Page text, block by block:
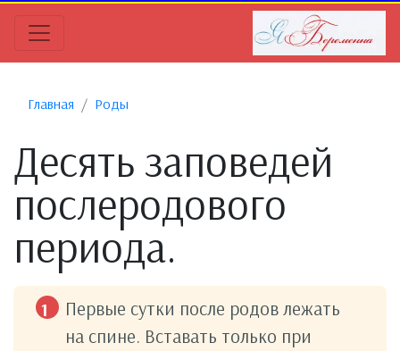
Главная Роды
Десять заповедей
послеродового
периода.
Первые сутки после родов лежать
на спине. Вставать только при